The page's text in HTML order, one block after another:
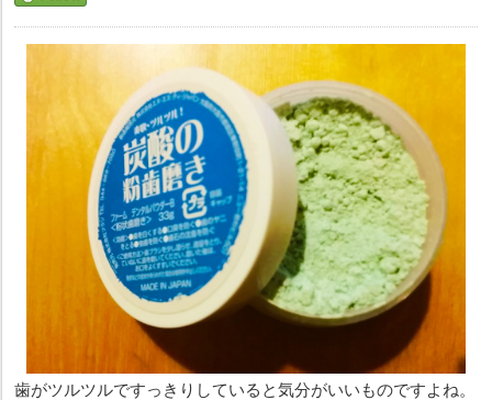
歯がツルツルですっきりしていると気分がいいものですよね。